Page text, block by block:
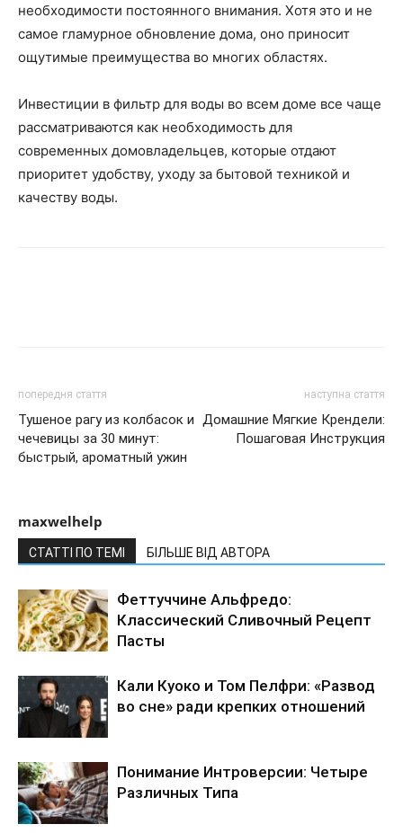
необходимости постоянного внимания. Хотя это и не
самое гламурное обновление дома, оно приносит
ощутимые преимущества во многих областях.
Инвестиции в фильтр для воды во всем доме все чаще
рассматриваются как необходимость для
современных домовладельцев, которые отдают
приоритет удобству, уходу за бытовой техникой и
качеству воды.
попередня стаття
Тушеное рагу из колбасок и
чечевицы за 30 минут:
быстрый, ароматный ужин
наступна стаття
Домашние Мягкие Крендели:
Пошаговая Инструкция
maxwelhelp
СТАТТІ ПО ТЕМІ БІЛЬШЕ ВІД АВТОРА
Феттуччине Альфредо:
Классический Сливочный Рецепт
Пасты
Кали Куоко и Том Пелфри: «Развод
во сне» ради крепких отношений
Понимание Интроверсии: Четыре
Различных Типа